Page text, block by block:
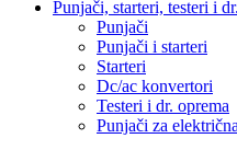
Punjači, starteri, testeri i
Punjači
Punjači i starteri
Starteri
Dc/ac konvertori
Testeri i dr. oprema
Punjači za